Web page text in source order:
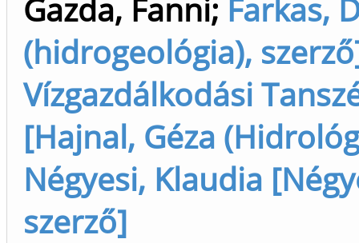
Gazda, Fanni; Farkas,
(hidrogeológia),
Vízgazdálkodási
[Hajnal, Géza
Négyesi, Klaudia
szerző]